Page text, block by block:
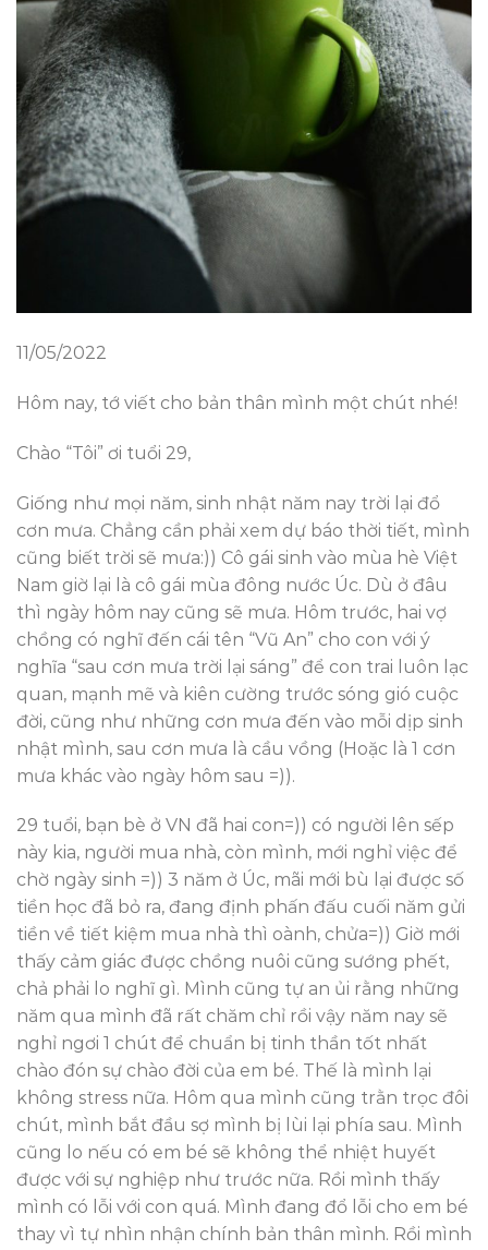
11/05/2022
Hôm nay, tớ viết cho bản thân mình một chút nhé!
Chào “Tôi” ơi tuổi 29,
Giống như mọi năm, sinh nhật năm nay trời lại đổ
cơn mưa. Chẳng cần phải xem dự báo thời tiết, mình
cũng biết trời sẽ mưa:)) Cô gái sinh vào mùa hè Việt
Nam giờ lại là cô gái mùa đông nước Úc. Dù ở đâu
thì ngày hôm nay cũng sẽ mưa. Hôm trước, hai vợ
chồng có nghĩ đến cái tên “Vũ An” cho con với ý
nghĩa “sau cơn mưa trời lại sáng” để con trai luôn lạc
quan, mạnh mẽ và kiên cường trước sóng gió cuộc
đời, cũng như những cơn mưa đến vào mỗi dịp sinh
nhật mình, sau cơn mưa là cầu vồng (Hoặc là 1 cơn
mưa khác vào ngày hôm sau =)).
29 tuổi, bạn bè ở VN đã hai con=)) có người lên sếp
này kia, người mua nhà, còn mình, mới nghỉ việc để
chờ ngày sinh =)) 3 năm ở Úc, mãi mới bù lại được số
tiền học đã bỏ ra, đang định phấn đấu cuối năm gửi
tiền về tiết kiệm mua nhà thì oành, chửa=)) Giờ mới
thấy cảm giác được chồng nuôi cũng sướng phết,
chả phải lo nghĩ gì. Mình cũng tự an ủi rằng những
năm qua mình đã rất chăm chỉ rồi vậy năm nay sẽ
nghỉ ngơi 1 chút để chuẩn bị tinh thần tốt nhất
chào đón sự chào đời của em bé. Thế là mình lại
không stress nữa. Hôm qua mình cũng trằn trọc đôi
chút, mình bắt đầu sợ mình bị lùi lại phía sau. Mình
cũng lo nếu có em bé sẽ không thể nhiệt huyết
được với sự nghiệp như trước nữa. Rồi mình thấy
mình có lỗi với con quá. Mình đang đổ lỗi cho em bé
thay vì tự nhìn nhận chính bản thân mình. Rồi mình